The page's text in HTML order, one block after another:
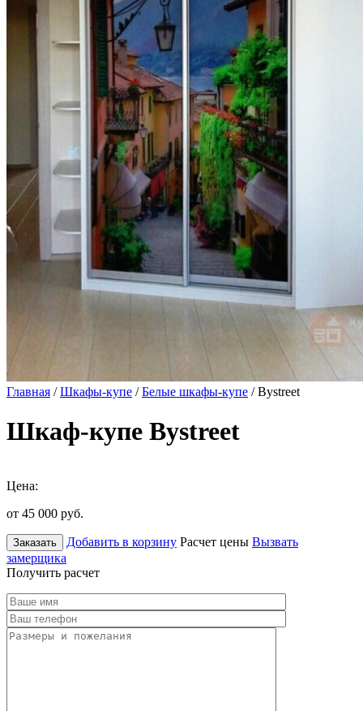
Главная /Шкафы-купе /Белые шкафы-купе / Bystreet
Шкаф-купе Bystreet
Цена:
от 45 000 руб.
Заказать Добавить в корзину Расчет цены Вызвать
замерщика
Получить расчет